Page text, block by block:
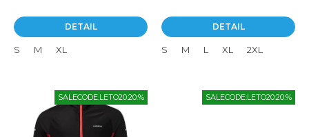
DETAIL
S M XL
DETAIL
S M L XL 2XL
SALECODE:LETO20:20:% SALECODE:LETO20:20:%